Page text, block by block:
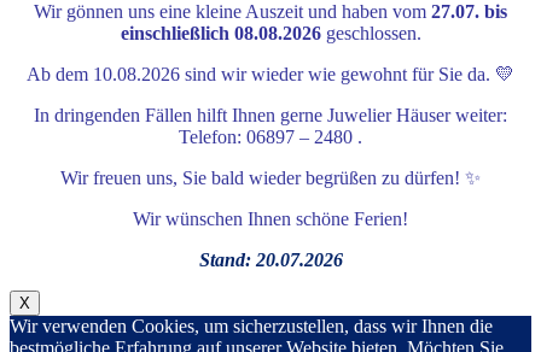
Wir gönnen uns eine kleine Auszeit und haben vom 27.07. bis
einschließlich 08.08.2026geschlossen.
Ab dem 10.08.2026 sind wir wieder wie gewohnt für Sie da. 💛
In dringenden Fällen hilft Ihnen gerne Juwelier Häuser weiter:
Telefon: 06897 – 2480 .
Wir freuen uns, Sie bald wieder begrüßen zu dürfen! ✨
Wir wünschen Ihnen schöne Ferien!
Stand: 20.07.2026
X
Wir verwenden Cookies, um sicherzustellen, dass wir Ihnen die